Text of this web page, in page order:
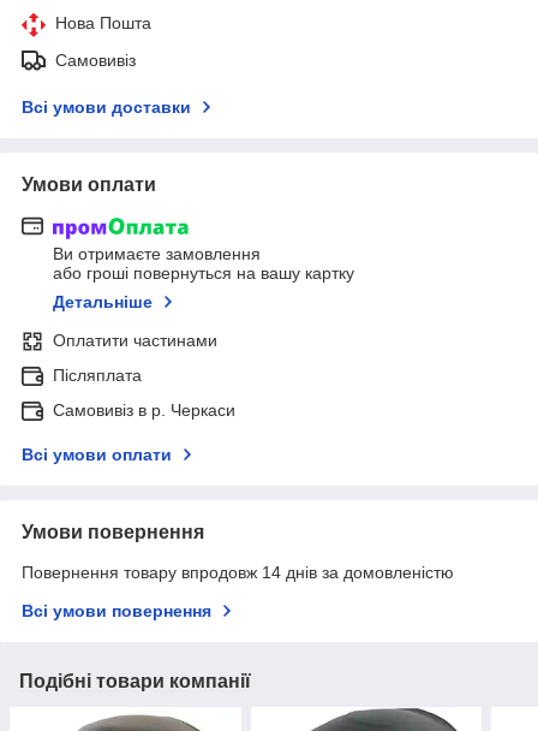
Нова Пошта
Самовивіз
Всі умови доставки
Умови оплати
Ви отримаєте замовлення
або гроші повернуться на вашу картку
Детальніше
Оплатити частинами
Післяплата
Самовивіз в р. Черкаси
Всі умови оплати
Умови повернення
Повернення товару впродовж 14 днів за домовленістю
Всі умови повернення
Подібні товари компанії